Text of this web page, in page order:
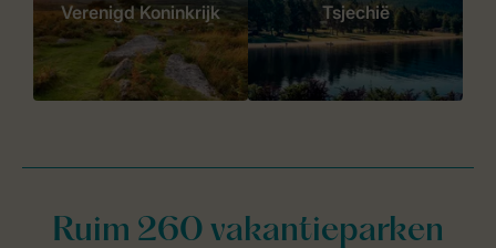
Verenigd Koninkrijk Tsjechië
Ruim 260 vakantieparken